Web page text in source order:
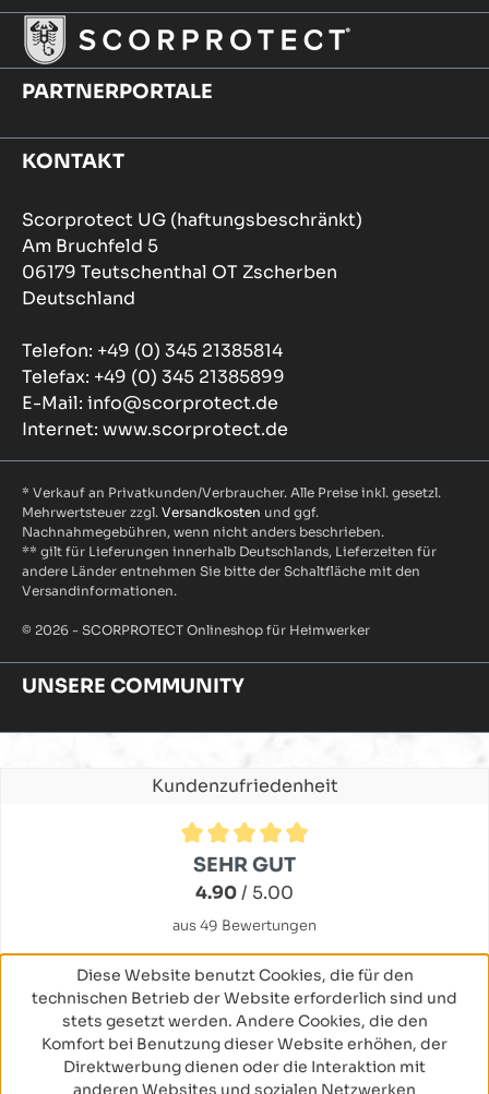
PARTNERPORTALE
KONTAKT
Scorprotect UG (haftungsbeschränkt)
Am Bruchfeld 5
06179 Teutschenthal OT Zscherben
Deutschland
Telefon: +49 (0) 345 21385814
Telefax: +49 (0) 345 21385899
E-Mail: info@scorprotect.de
Internet: www.scorprotect.de
* Verkauf an Privatkunden/Verbraucher. Alle Preise inkl. gesetzl.
Mehrwertsteuer zzgl. Versandkosten und ggf.
Nachnahmegebühren, wenn nicht anders beschrieben.
** gilt für Lieferungen innerhalb Deutschlands, Lieferzeiten für
andere Länder entnehmen Sie bitte der Schaltfläche mit den
Versandinformationen.
© 2026 - SCORPROTECT Onlineshop für Heimwerker
UNSERE COMMUNITY
Kundenzufriedenheit
Durchschnittliche Bewertung von 4.9 von 5 Sternen
SEHR GUT
4.90/ 5.00
aus 49 Bewertungen
Diese Website benutzt Cookies, die für den
technischen Betrieb der Website erforderlich sind und
stets gesetzt werden. Andere Cookies, die den
Komfort bei Benutzung dieser Website erhöhen, der
Direktwerbung dienen oder die Interaktion mit
anderen Websites und sozialen Netzwerken